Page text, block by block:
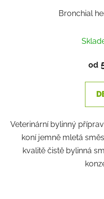
Bronchial
od
Veterinární bylinný
koní jemně mletá
kvalitě čistě bylinná